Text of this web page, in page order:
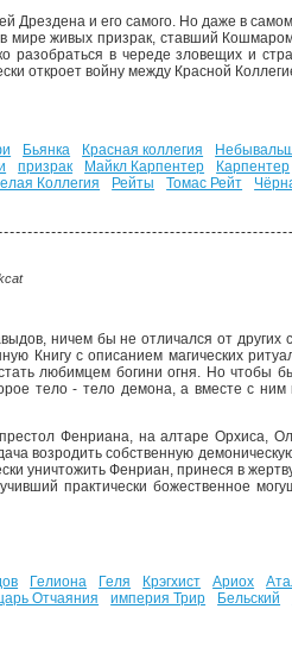
Дрездена и его самого. Но даже в
мире живых призрак, ставший
разобраться в череде зловещих и
откроет войну между Красной
Бьянка Красная коллегия
призрак Майкл Карпентер Карпентер
Коллегия Рейты Томас Рейт
ничем бы не отличался от других
Книгу с описанием магических
любимцем богини огня. Но чтобы
тело - тело демона, а вместе с
Фенриана, на алтаре Орхиса,
возродить собственную
уничтожить Фенриан, принеся в
практически божественное
Гелиона Геля Крэгхист Ариох
Отчаяния империя Трир Бельский